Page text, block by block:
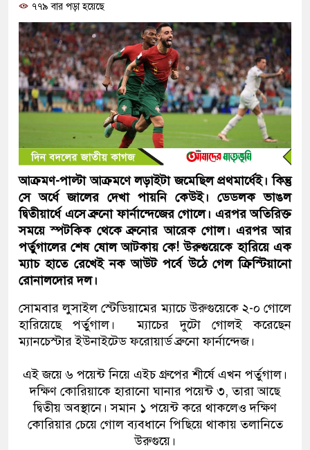
৭৭৯ বার পড়া হয়েছে
আক্রমণ-পাল্টা আক্রমণে লড়াইটা জমেছিল প্রথমার্ধেই। কিন্তু
সে অর্ধে জালের দেখা পায়নি কেউই। ডেডলক ভাঙল
দ্বিতীয়ার্ধে এসে ব্রুনো ফার্নান্দেজের গোলে। এরপর অতিরিক্ত
সময়ে স্পটকিক থেকে ব্রুনোর আরেক গোল। এরপর আর
পর্তুগালের শেষ ষোল আটকায় কে! উরুগুয়েকে হারিয়ে এক
ম্যাচ হাতে রেখেই নক আউট পর্বে উঠে গেল ক্রিস্টিয়ানো
রোনালদোর দল।
সোমবার লুসাইল স্টেডিয়ামের ম্যাচে উরুগুয়েকে ২-০ গোলে
হারিয়েছে পর্তুগাল। ম্যাচের দুটো গোলই করেছেন
ম্যানচেস্টার ইউনাইটেড ফরোয়ার্ড ব্রুনো ফার্নান্দেজ।
এই জয়ে ৬ পয়েন্ট নিয়ে এইচ গ্রুপের শীর্ষে এখন পর্তুগাল।
দক্ষিণ কোরিয়াকে হারানো ঘানার পয়েন্ট ৩, তারা আছে
দ্বিতীয় অবস্থানে। সমান ১ পয়েন্ট করে থাকলেও দক্ষিণ
কোরিয়ার চেয়ে গোল ব্যবধানে পিছিয়ে থাকায় তলানিতে
উরুগুয়ে।